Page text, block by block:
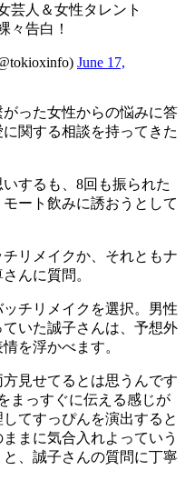
芸人＆女性タレント
々告白！
June 17,
った女性からの悩みに答
関する相談を持ってきた
するも、8回も振られた
ート飲みに誘おうとして
リメイクか、それともナ
んに質問。
チリメイクを選択。男性
いた誠子さんは、予想外
を浮かべます。
見せてるとは思うんです
まっすぐに伝える感じが
てすっぴんを演出すると
まに気合入れよっていう
、誠子さんの質問に丁寧